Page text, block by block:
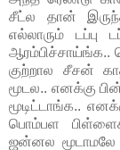
சீட்ல தான்
எல்லாரும்
ஆரம்பிச்சாய்ங்க..
குற்றால சீசன்
மூடல.. எனக்கு
மூடிட்டாங்க..
பொம்பள
ஜன்னல மூடாமலே